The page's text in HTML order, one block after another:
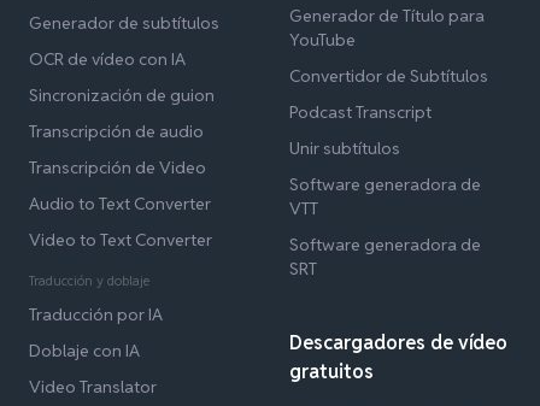
Generador de subtítulos
OCR de vídeo con IA
Sincronización de guion
Transcripción de audio
Transcripción de Video
Audio to Text Converter
Video to Text Converter
Traducción y doblaje
Traducción por IA
Doblaje con IA
Video Translator
Generador de Título para
YouTube
Convertidor de Subtítulos
Podcast Transcript
Unir subtítulos
Software generadora de
VTT
Software generadora de
SRT
Descargadores de vídeo
gratuitos